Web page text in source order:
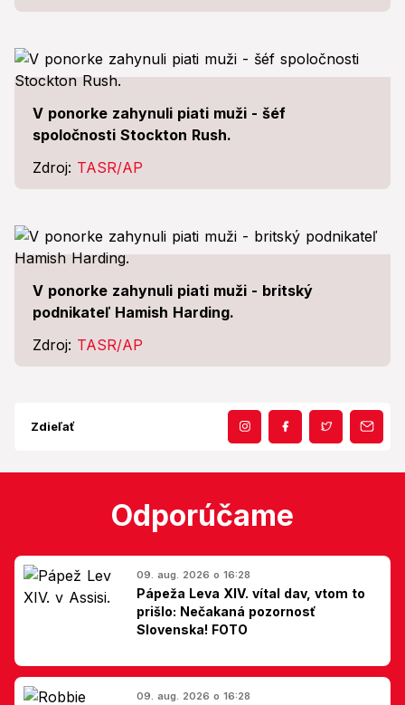
V ponorke zahynuli piati muži - šéf
spoločnosti Stockton Rush.
Zdroj: TASR/AP
V ponorke zahynuli piati muži - britský
podnikateľ Hamish Harding.
Zdroj: TASR/AP
Zdieľať
Odporúčame
09. aug. 2026 o 16:28
Pápeža Leva XIV. vítal dav, vtom to
prišlo: Nečakaná pozornosť
Slovenska! FOTO
09. aug. 2026 o 16:28